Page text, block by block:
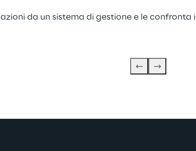
da un sistema di gestione e le confronta